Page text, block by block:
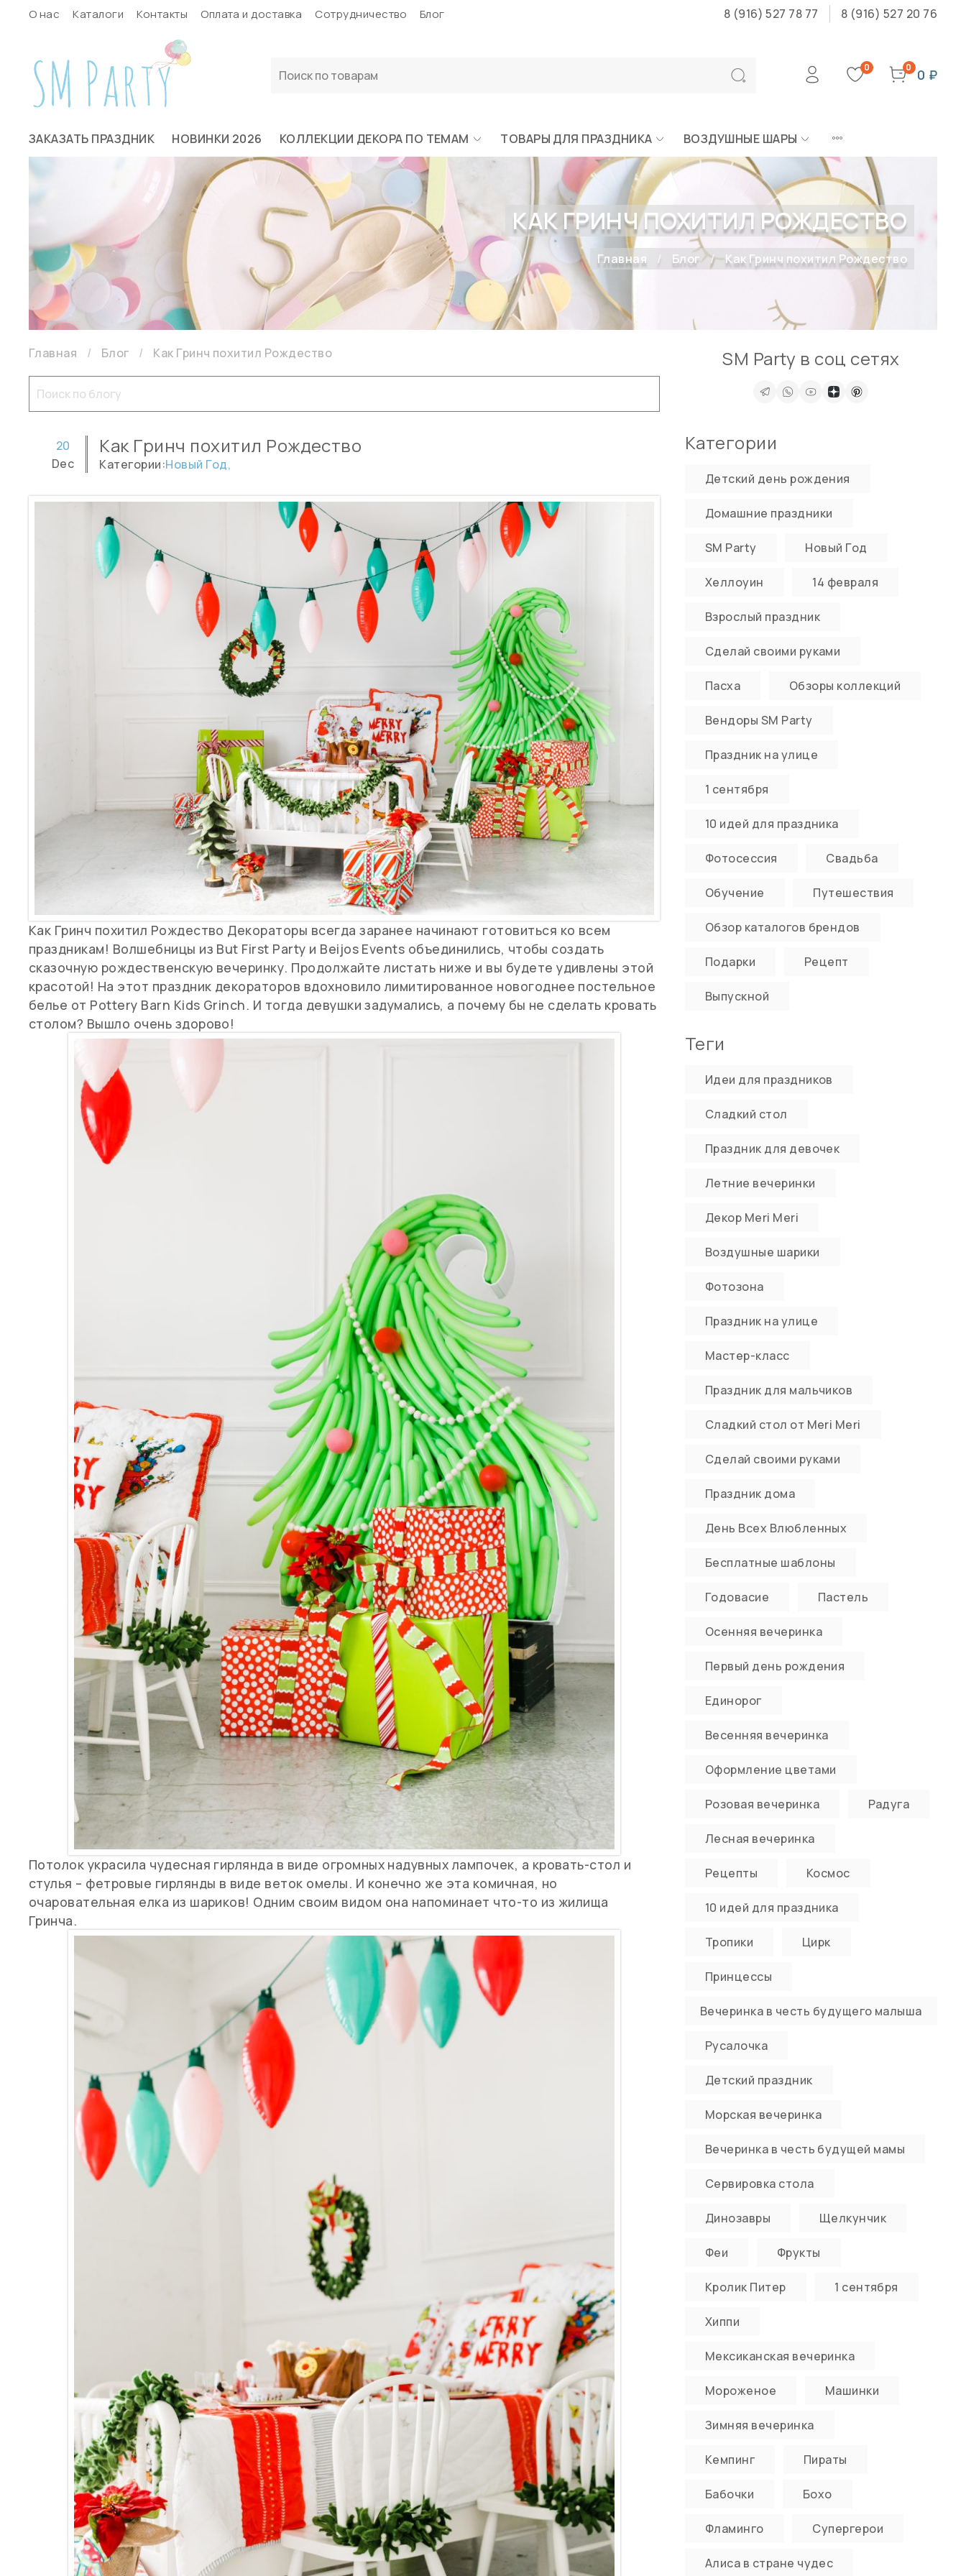
О нас Каталоги Контакты Оплата и доставка Сотрудничество Блог 8 (916) 527 78 77 8 (916) 527 20 76
0 0 0 ₽
ЗАКАЗАТЬ ПРАЗДНИК НОВИНКИ 2026 КОЛЛЕКЦИИ ДЕКОРА ПО ТЕМАМ ТОВАРЫ ДЛЯ ПРАЗДНИКА ВОЗДУШНЫЕ ШАРЫ
КАК ГРИНЧ ПОХИТИЛ РОЖДЕСТВО
Главная Блог Как Гринч похитил Рождество
Главная Блог Как Гринч похитил Рождество
Как Гринч похитил Рождество
20
Dec
Категории:Новый Год,
Как Гринч похитил Рождество Декораторы всегда заранее начинают готовиться ко всем
праздникам! Волшебницы из But First Party и Beijos Events объединились, чтобы создать
сказочную рождественскую вечеринку. Продолжайте листать ниже и вы будете удивлены этой
красотой! На этот праздник декораторов вдохновило лимитированное новогоднее постельное
белье от Pottery Barn Kids Grinch. И тогда девушки задумались, а почему бы не сделать кровать
столом? Вышло очень здорово!
Потолок украсила чудесная гирлянда в виде огромных надувных лампочек, а кровать-стол и
стулья – фетровые гирлянды в виде веток омелы. И конечно же эта комичная, но
очаровательная елка из шариков! Одним своим видом она напоминает что-то из жилища
Гринча.
SM Party в соц сетях
Категории
Детский день рождения
Домашние праздники
SM Party Новый Год
Хеллоуин 14 февраля
Взрослый праздник
Сделай своими руками
Пасха Обзоры коллекций
Вендоры SM Party
Праздник на улице
1 сентября
10 идей для праздника
Фотосессия Свадьба
Обучение Путешествия
Обзор каталогов брендов
Подарки Рецепт
Выпускной
Теги
Идеи для праздников
Сладкий стол
Праздник для девочек
Летние вечеринки
Декор Meri Meri
Воздушные шарики
Фотозона
Праздник на улице
Мастер-класс
Праздник для мальчиков
Сладкий стол от Meri Meri
Сделай своими руками
Праздник дома
День Всех Влюбленных
Бесплатные шаблоны
Годовасие Пастель
Осенняя вечеринка
Первый день рождения
Единорог
Весенняя вечеринка
Оформление цветами
Розовая вечеринка Радуга
Лесная вечеринка
Рецепты Космос
10 идей для праздника
Тропики Цирк
Принцессы
Вечеринка в честь будущего малыша
Русалочка
Детский праздник
Морская вечеринка
Вечеринка в честь будущей мамы
Сервировка стола
Динозавры Щелкунчик
Феи Фрукты
Кролик Питер 1 сентября
Хиппи
Мексиканская вечеринка
Мороженое Машинки
Зимняя вечеринка
Кемпинг Пираты
Бабочки Бохо
Фламинго Супергерои
Алиса в стране чудес